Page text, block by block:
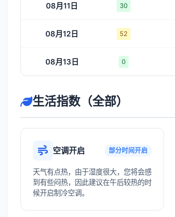
08月11日 30
08月12日 52
08月13日 0
生活指数（全部）
空调开启 部分时间开启
天气有点热，由于湿度很大，您将会感
到有些闷热，因此建议在午后较热的时
候开启制冷空调。